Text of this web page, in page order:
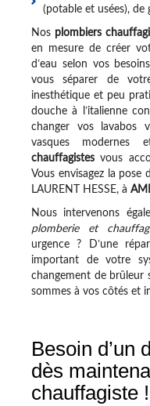
(potable et usées), de
Nos plombiers
en mesure de créer
d’eau selon vos
vous séparer de
inesthétique et peu
douche à l’italienne
changer vos lavabos
vasques
chauffagistes vous
Vous envisagez la pose
LAURENT HESSE, à
Nous intervenons
plomberie et
urgence ? D’une
important de votre
changement de brûleur
sommes à vos côtés et
Besoin d’un
dès
chauffagiste !